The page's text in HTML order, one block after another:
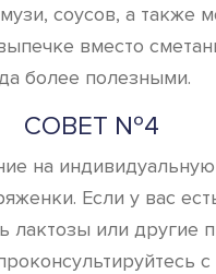
соусов, а также
вместо
более полезными.
СОВЕТ №4
на индивидуальную
Если у вас
лактозы или другие